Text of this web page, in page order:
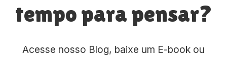
tempo para pensar?
Acesse nosso Blog, baixe um E-book ou